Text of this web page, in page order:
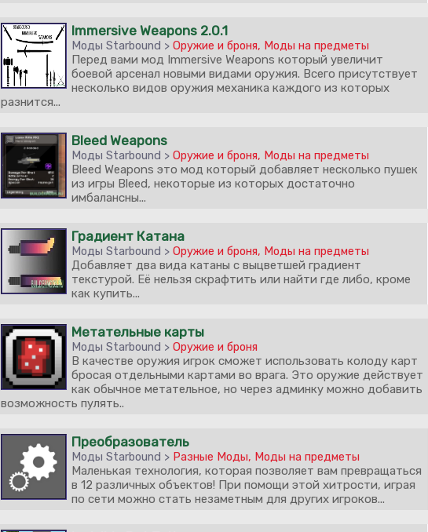
Immersive Weapons 2.0.1
Моды Starbound > Оружие и броня, Моды на предметы
Перед вами мод Immersive Weapons который увеличит
боевой арсенал новыми видами оружия. Всего присутствует
несколько видов оружия механика каждого из которых
разнится...
Bleed Weapons
Моды Starbound > Оружие и броня, Моды на предметы
Bleed Weapons это мод который добавляет несколько пушек
из игры Bleed, некоторые из которых достаточно
имбалансны...
Градиент Катана
Моды Starbound > Оружие и броня, Моды на предметы
Добавляет два вида катаны с выцветшей градиент
текстурой. Её нельзя скрафтить или найти где либо, кроме
как купить...
Метательные карты
Моды Starbound > Оружие и броня
В качестве оружия игрок сможет использовать колоду карт
бросая отдельными картами во врага. Это оружие действует
как обычное метательное, но через админку можно добавить
возможность пулять..
Преобразователь
Моды Starbound > Разные Моды, Моды на предметы
Маленькая технология, которая позволяет вам превращаться
в 12 различных объектов! При помощи этой хитрости, играя
по сети можно стать незаметным для других игроков...